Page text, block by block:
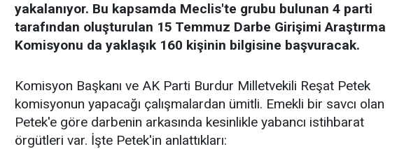
yakalanıyor. Bu kapsamda Meclis'te grubu bulunan 4 parti
tarafından oluşturulan 15 Temmuz Darbe Girişimi Araştırma
Komisyonu da yaklaşık 160 kişinin bilgisine başvuracak.
Komisyon Başkanı ve AK Parti Burdur Milletvekili Reşat Petek
komisyonun yapacağı çalışmalardan ümitli. Emekli bir savcı olan
Petek'e göre darbenin arkasında kesinlikle yabancı istihbarat
örgütleri var. İşte Petek'in anlattıkları: